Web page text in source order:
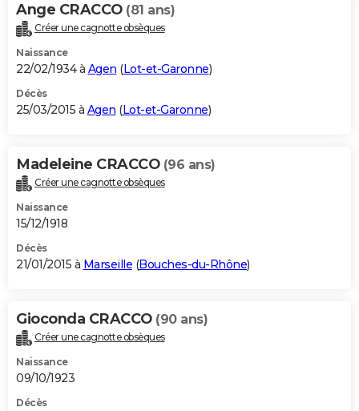
Ange CRACCO (81 ans)
Créer une cagnotte obsèques
Naissance
22/02/1934 à Agen (Lot-et-Garonne)
Décès
25/03/2015 à Agen (Lot-et-Garonne)
Madeleine CRACCO (96 ans)
Créer une cagnotte obsèques
Naissance
15/12/1918
Décès
21/01/2015 à Marseille (Bouches-du-Rhône)
Gioconda CRACCO (90 ans)
Créer une cagnotte obsèques
Naissance
09/10/1923
Décès